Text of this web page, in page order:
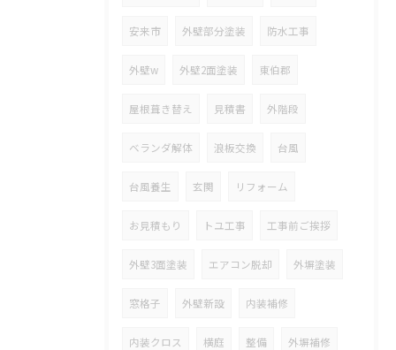
安来市 外壁部分塗装 防水工事
外壁w 外壁2面塗装 東伯郡
屋根葺き替え 見積書 外階段
ベランダ解体 浪板交換 台風
台風養生 玄関 リフォーム
お見積もり トユ工事 工事前ご挨拶
外壁3面塗装 エアコン脱却 外塀塗装
窓格子 外壁新設 内装補修
内装クロス 横庭 整備 外塀補修